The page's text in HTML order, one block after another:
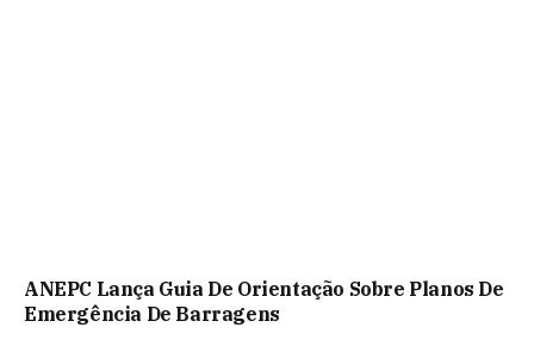
ANEPC Lança Guia De Orientação Sobre Planos De
Emergência De Barragens